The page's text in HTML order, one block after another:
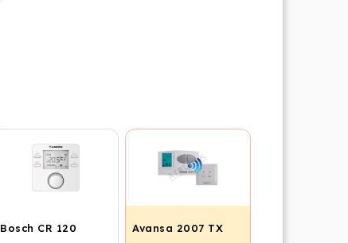
Bosch CR 120 Avansa 2007 TX